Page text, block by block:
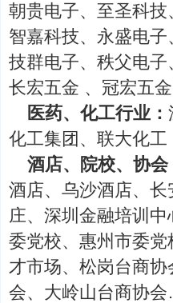
朝贵电子、至圣科
智嘉科技、永盛电
技群电子、秩父电
长宏五金 、冠宏五
医药、化工行业：
化工集团、联大化
酒店、院校、协会
酒店、乌沙酒店、
庄、深圳金融培训
委党校、惠州市委
才市场、松岗台商
会、大岭山台商协